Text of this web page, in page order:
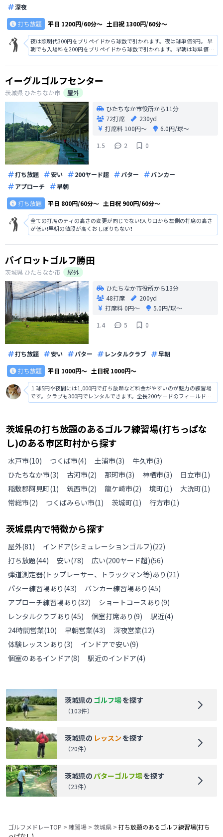
深夜
打ち放題
平日 1200円/60分〜 土日祝 1300円/60分〜
夜は照明代300円をプリペイドから球数で引かれます。夜は球単価9円。 早
朝でも入場料を200円をプリペイドから球数で引かれます。早朝は球単価8
円。
イーグルゴルフセンター
茨城県 ひたちなか市
屋外
ひたちなか市役所から11分
72打席
230yd
打席料 100円〜
6.0円/球〜
1.5
2 0
打ち放題 安い 200ヤード超 パター
バンカー
アプローチ
早朝
打ち放題
平日 800円/60分〜 土日祝 900円/60分〜
全ての打席のティの高さの変更が同じでない❗️入り口から左側の打席の高さ
が低い❗️早朝の値段が高くおしぼりもない❗️
パイロットゴルフ勝田
茨城県 ひたちなか市
屋外
ひたちなか市役所から13分
48打席
200yd
打席料0円〜
5.0円/球〜
1.4
5 0
打ち放題 安い パター レンタルクラブ
早朝
打ち放題
平日 1000円〜 土日祝 1000円〜
１球5円や夜間には1,000円で打ち放題など料金がやすいのが魅力の練習場
です。クラブも300円でレンタルできます。全長200ヤードのフィールド
は、総天然芝なので実践感覚での練習が可能です。打席にはオートティー
茨城県の打ち放題のあるゴルフ練習場(打ちっぱな
し)のある市区町村から探す
水戸市(10) つくば市(4) 土浦市(3) 牛久市(3)
ひたちなか市(3) 古河市(2) 那珂市(3) 神栖市(3) 日立市(1)
稲敷郡阿見町(1) 筑西市(2) 龍ケ崎市(2) 境町(1) 大洗町(1)
常総市(2) つくばみらい市(1) 茨城町(1) 行方市(1)
茨城県内で特徴から探す
屋外(81) インドア(シミュレーションゴルフ)(22)
打ち放題(44) 安い(78) 広い(200ヤード超)(56)
弾道測定器(トップレーサー、トラックマン等)あり (21)
パター練習場あり (43) バンカー練習場あり (45)
アプローチ練習場あり (32) ショートコースあり (9)
レンタルクラブあり (45) 個室打席あり (9) 駅近(4)
24時間営業(10) 早朝営業(43) 深夜営業(12)
体験レッスンあり (3) インドアで安い(9)
個室のあるインドア(8) 駅近のインドア(4)
茨城県の ゴルフ場を探す
（103件）
茨城県の レッスンを探す
（20件）
茨城県のパターゴルフ場を探す
（23件）
ゴルフメドレーTOP > 練習場 > 茨城県 > 打ち放題のあるゴルフ練習場(打ち